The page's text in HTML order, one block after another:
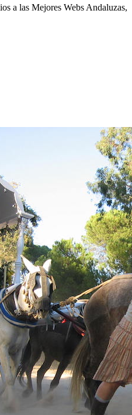
a las Mejores Webs Andaluzas,